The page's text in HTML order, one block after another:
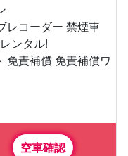
レコーダー 禁煙車
ンタル!
責補償 免責補償ワ
空車確認